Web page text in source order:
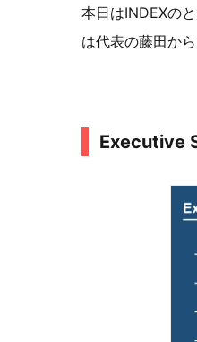
本日はINDEXの
は代表の藤田から
Executive